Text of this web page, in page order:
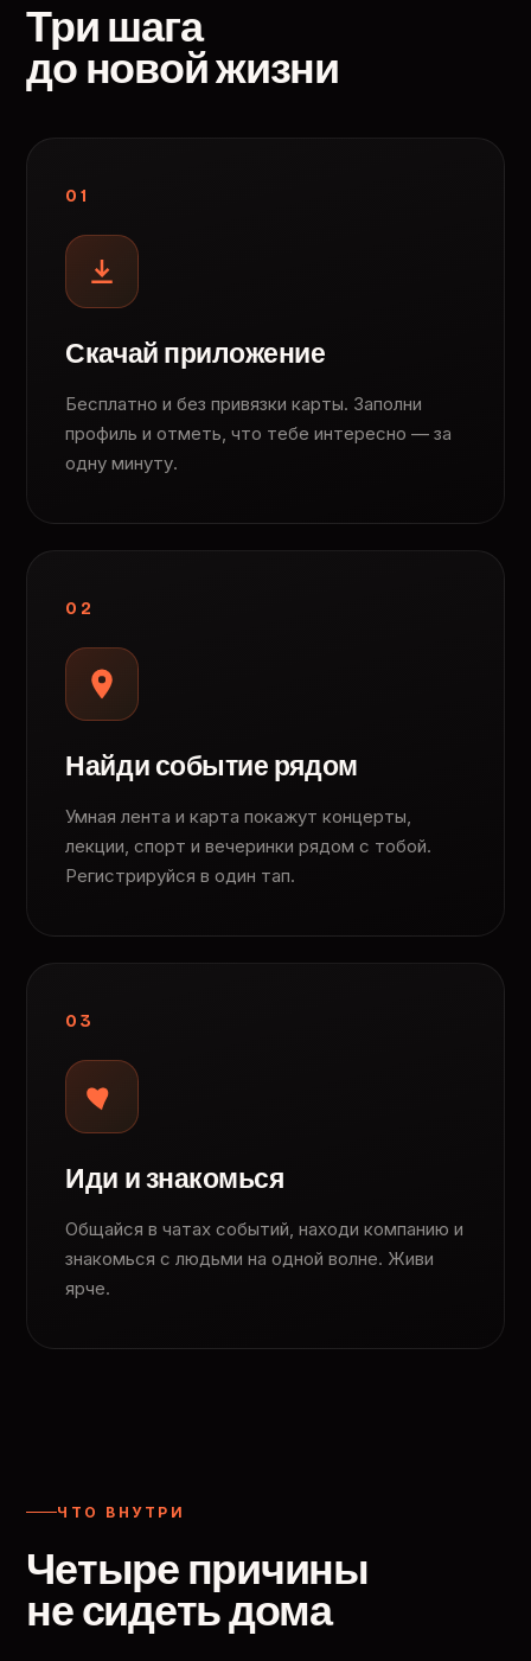
Три шага
до новой жизни
01
Скачай приложение
Бесплатно и без привязки карты. Заполни
профиль и отметь, что тебе интересно — за
одну минуту.
02
Найди событие рядом
Умная лента и карта покажут концерты,
лекции, спорт и вечеринки рядом с тобой.
Регистрируйся в один тап.
03
Иди и знакомься
Общайся в чатах событий, находи компанию и
знакомься с людьми на одной волне. Живи
ярче.
ЧТО ВНУТРИ
Четыре причины
не сидеть дома